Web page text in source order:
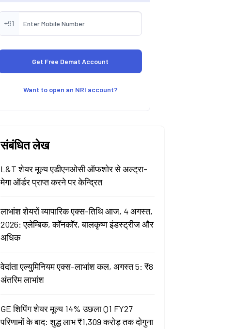
+91
Want to open an NRI account?
संबंधित लेख
L&T शेयर मूल्य एडीएनओसी ऑफशोर से अल्ट्रा-
मेगा ऑर्डर प्राप्त करने पर केन्द्रित
लाभांश शेयरों व्यापारिक एक्स-तिथि आज, 4 अगस्त,
2026: एलेम्बिक, कॉनकॉर, बालकृष्ण इंडस्ट्रीज और
अधिक
वेदांता एल्युमिनियम एक्स-लाभांश कल, अगस्त 5: ₹8
अंतरिम लाभांश
GE शिपिंग शेयर मूल्य 14% उछला Q1 FY27
परिणामों के बाद: शुद्ध लाभ ₹1,309 करोड़ तक दोगुना